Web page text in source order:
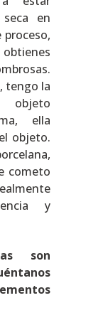
en
proceso,
tengo la
objeto
ella
objeto.
cometo
y
son